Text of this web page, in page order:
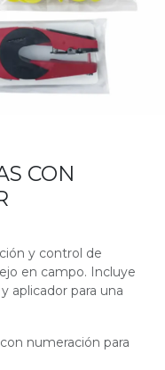
CON
y control de
en campo. Incluye
aplicador para una
numeración para